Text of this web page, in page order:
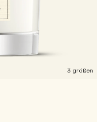
3 größen